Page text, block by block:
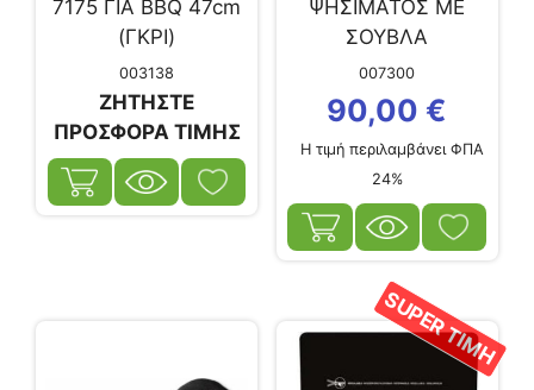
7175 ΓΙΑ BBQ 47cm
(ΓΚΡΙ)
003138
ΖΗΤΗΣΤΕ
ΠΡΟΣΦΟΡΑ ΤΙΜΗΣ
ΨΗΣΙΜΑΤΟΣ ΜΕ
ΣΟΥΒΛΑ
007300
90,00 €
Η τιμή περιλαμβάνει ΦΠΑ
24%
SUPER ΤΙΜΗ